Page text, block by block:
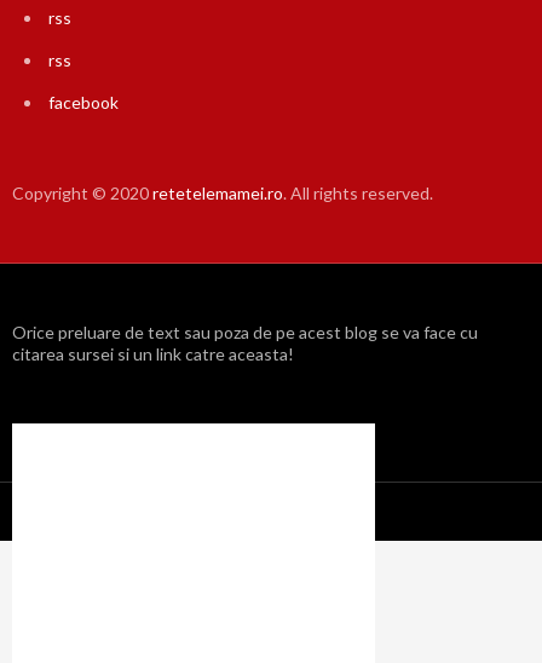
rss
rss
facebook
Copyright © 2020retetelemamei.ro. All rights reserved.
Orice preluare de text sau poza de pe acest blog se va face cu
citarea sursei si un link catre aceasta!